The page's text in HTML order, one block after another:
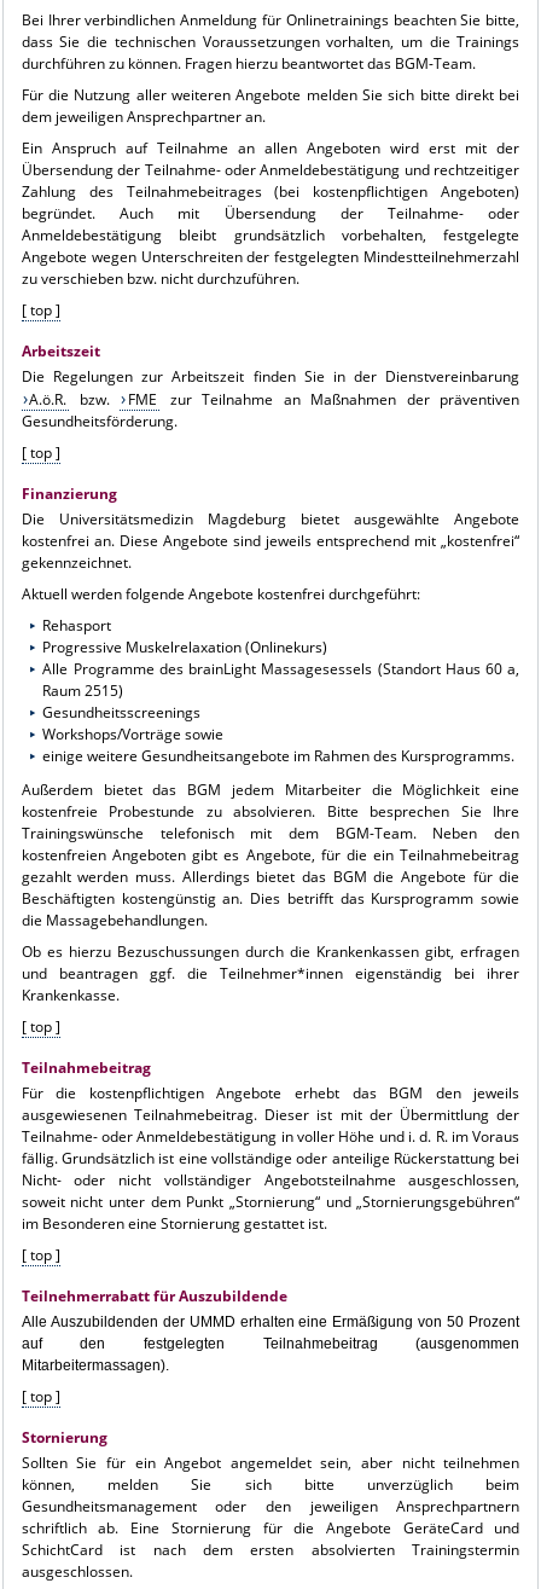
Bei Ihrer verbindlichen Anmeldung für Onlinetrainings beachten Sie bitte,
dass Sie die technischen Voraussetzungen vorhalten, um die Trainings
durchführen zu können. Fragen hierzu beantwortet das BGM-Team.
Für die Nutzung aller weiteren Angebote melden Sie sich bitte direkt bei
dem jeweiligen Ansprechpartner an.
Ein Anspruch auf Teilnahme an allen Angeboten wird erst mit der
Übersendung der Teilnahme- oder Anmeldebestätigung und rechtzeitiger
Zahlung des Teilnahmebeitrages (bei kostenpflichtigen Angeboten)
begründet. Auch mit Übersendung der Teilnahme- oder
Anmeldebestätigung bleibt grundsätzlich vorbehalten, festgelegte
Angebote wegen Unterschreiten der festgelegten Mindestteilnehmerzahl
zu verschieben bzw. nicht durchzuführen.
[ top ]
Arbeitszeit
Die Regelungen zur Arbeitszeit finden Sie in der Dienstvereinbarung
A.ö.R.
bzw. FME
zur Teilnahme an Maßnahmen der präventiven
Gesundheitsförderung.
[ top ]
Finanzierung
Die Universitätsmedizin Magdeburg bietet ausgewählte Angebote
kostenfrei an. Diese Angebote sind jeweils entsprechend mit „kostenfrei“
gekennzeichnet.
Aktuell werden folgende Angebote kostenfrei durchgeführt:
Rehasport
Progressive Muskelrelaxation (Onlinekurs)
Alle Programme des brainLight Massagesessels (Standort Haus 60 a,
Raum 2515)
Gesundheitsscreenings
Workshops/Vorträge sowie
einige weitere Gesundheitsangebote im Rahmen des Kursprogramms.
Außerdem bietet das BGM jedem Mitarbeiter die Möglichkeit eine
kostenfreie Probestunde zu absolvieren. Bitte besprechen Sie Ihre
Trainingswünsche telefonisch mit dem BGM-Team. Neben den
kostenfreien Angeboten gibt es Angebote, für die ein Teilnahmebeitrag
gezahlt werden muss. Allerdings bietet das BGM die Angebote für die
Beschäftigten kostengünstig an. Dies betrifft das Kursprogramm sowie
die Massagebehandlungen.
Ob es hierzu Bezuschussungen durch die Krankenkassen gibt, erfragen
und beantragen ggf. die Teilnehmer*innen eigenständig bei ihrer
Krankenkasse.
[ top ]
Teilnahmebeitrag
Für die kostenpflichtigen Angebote erhebt das BGM den jeweils
ausgewiesenen Teilnahmebeitrag. Dieser ist mit der Übermittlung der
Teilnahme- oder Anmeldebestätigung in voller Höhe und i. d. R. im Voraus
fällig. Grundsätzlich ist eine vollständige oder anteilige Rückerstattung bei
Nicht- oder nicht vollständiger Angebotsteilnahme ausgeschlossen,
soweit nicht unter dem Punkt „Stornierung“ und „Stornierungsgebühren“
im Besonderen eine Stornierung gestattet ist.
[ top ]
Teilnehmerrabatt für Auszubildende
Alle Auszubildenden der UMMD erhalten eine Ermäßigung von 50 Prozent
auf den festgelegten Teilnahmebeitrag (ausgenommen
Mitarbeitermassagen).
[ top ]
Stornierung
Sollten Sie für ein Angebot angemeldet sein, aber nicht teilnehmen
können, melden Sie sich bitte unverzüglich beim
Gesundheitsmanagement oder den jeweiligen Ansprechpartnern
schriftlich ab. Eine Stornierung für die Angebote GeräteCard und
SchichtCard ist nach dem ersten absolvierten Trainingstermin
ausgeschlossen.